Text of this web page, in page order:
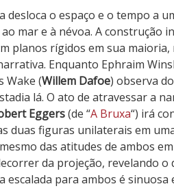
o espaço e o tempo a
mar e à névoa. A construção
planos rígidos em sua
Enquanto Ephraim
Wake (Willem Dafoe) observa
lá. O ato de atravessar a
Eggers(de “A Bruxa“) irá
duas figuras unilaterais em
das atitudes de ambos
da projeção, revelando
escalada para ambos é